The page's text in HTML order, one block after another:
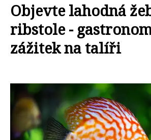
Objevte lahodná
ribstole -
zážitek na talíři